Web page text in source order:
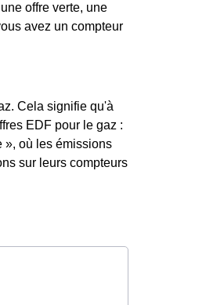
offre verte, une
avez un compteur
Cela signifie qu'à
EDF pour le gaz :
», où les émissions
sur leurs compteurs